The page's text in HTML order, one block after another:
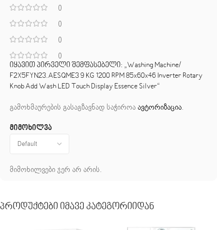
0
0
0
0
მიმოხილვა
მიმოხილვები ჯერ არ არის.
იყავით პირველი შემფასებელი: „Washing Machine/
F2X5FYN23.AESQME3 9 KG 1200 RPM 85x60x46 Inverter Rotary
Knob Add Wash LED Touch Display Essence Silver“
გამოხმაურების გასაგზავნად საჭიროაავტორიზაცია.
Პროდუქტები Იმავე Კატეგორიიდან